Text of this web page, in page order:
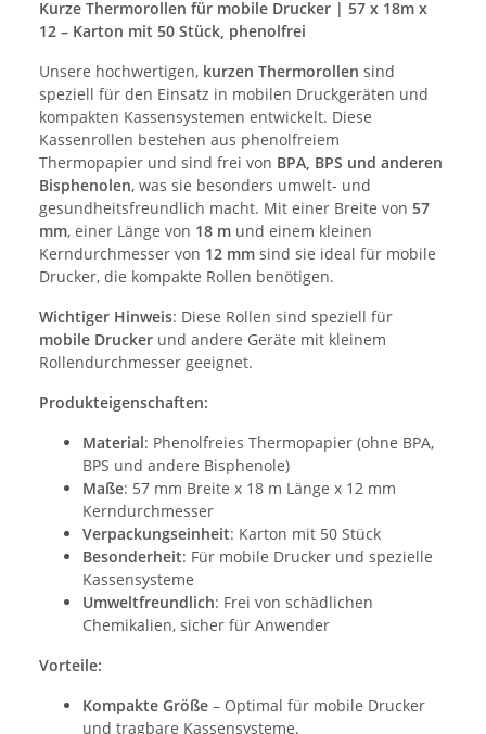
Kurze Thermorollen für mobile Drucker | 57 x 18m x
12 – Karton mit 50 Stück, phenolfrei
Unsere hochwertigen, kurzen Thermorollen sind
speziell für den Einsatz in mobilen Druckgeräten und
kompakten Kassensystemen entwickelt. Diese
Kassenrollen bestehen aus phenolfreiem
Thermopapier und sind frei von BPA, BPS und anderen
Bisphenolen, was sie besonders umwelt- und
gesundheitsfreundlich macht. Mit einer Breite von 57
mm, einer Länge von 18 m und einem kleinen
Kerndurchmesser von 12 mm sind sie ideal für mobile
Drucker, die kompakte Rollen benötigen.
Wichtiger Hinweis: Diese Rollen sind speziell für
mobile Drucker und andere Geräte mit kleinem
Rollendurchmesser geeignet.
Produkteigenschaften:
Material: Phenolfreies Thermopapier (ohne BPA,
BPS und andere Bisphenole)
Maße: 57 mm Breite x 18 m Länge x 12 mm
Kerndurchmesser
Verpackungseinheit: Karton mit 50 Stück
Besonderheit: Für mobile Drucker und spezielle
Kassensysteme
Umweltfreundlich: Frei von schädlichen
Chemikalien, sicher für Anwender
Vorteile:
Kompakte Größe – Optimal für mobile Drucker
und tragbare Kassensysteme.